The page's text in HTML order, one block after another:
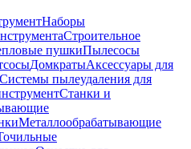
Наборы
Строительное
пушкиПылесосы
ДомкратыАксессуары для
Системы пылеудаления для
Станки и
Металлообрабатывающие